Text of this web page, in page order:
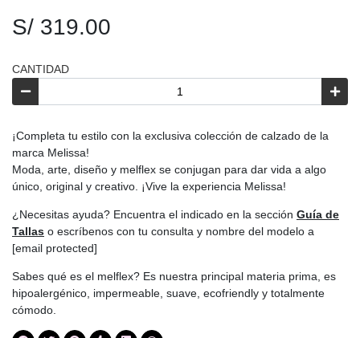
S/ 319.00
CANTIDAD
¡Completa tu estilo con la exclusiva colección de calzado de la
marca Melissa!
Moda, arte, diseño y melflex se conjugan para dar vida a algo
único, original y creativo. ¡Vive la experiencia Melissa!
¿Necesitas ayuda? Encuentra el indicado en la sección Guía de
Tallas o escríbenos con tu consulta y nombre del modelo a
[email protected]
Sabes qué es el melflex? Es nuestra principal materia prima, es
hipoalergénico, impermeable, suave, ecofriendly y totalmente
cómodo.